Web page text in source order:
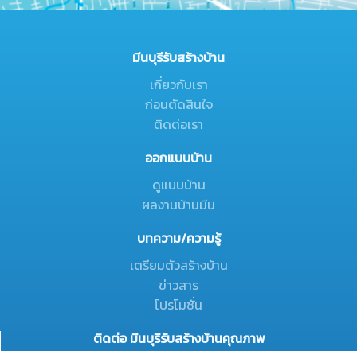
มีนบุรีรับสร้างบ้าน
เกี่ยวกับเรา
ก่อนตัดสินใจ
ติดต่อเรา
ออกแบบบ้าน
ดูแบบบ้าน
ผลงานบ้านมีน
บทความ/ความรู้
เตรียมตัวสร้างบ้าน
ข่าวสาร
โปรโมชั่น
ติดต่อ มีนบุรีรับสร้างบ้านคุณภาพ